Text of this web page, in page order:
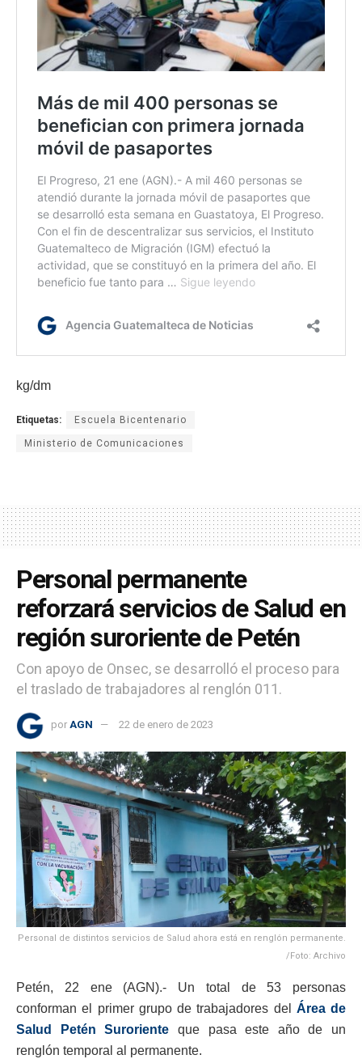
kg/dm
Etiquetas: Escuela Bicentenario
Ministerio de Comunicaciones
Personal permanente
reforzará servicios de Salud en
región suroriente de Petén
Con apoyo de Onsec, se desarrolló el proceso para
el traslado de trabajadores al renglón 011.
por AGN 22 de enero de 2023
Personal de distintos servicios de Salud ahora está en renglón permanente.
/Foto: Archivo
Petén, 22 ene (AGN).- Un total de 53 personas
conforman el primer grupo de trabajadores del Área de
Salud Petén Suroriente que pasa este año de un
renglón temporal al permanente.